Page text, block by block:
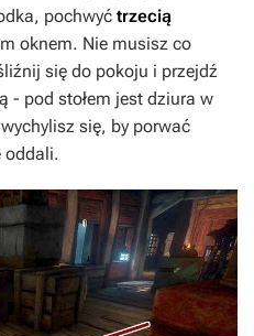
pochwyć trzecią
oknem. Nie musisz co
się do pokoju i przejdź
- pod stołem jest dziura w
się, by porwać
oddali.